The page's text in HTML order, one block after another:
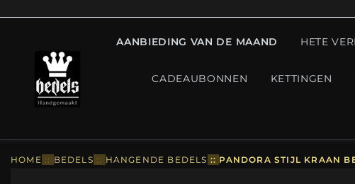
AANBIEDING VAN DE MAAND HETE
CADEAUBONNEN KETTINGEN
HOME :: BEDELS :: HANGENDE BEDELS :: PANDORA STIJL KRAAN